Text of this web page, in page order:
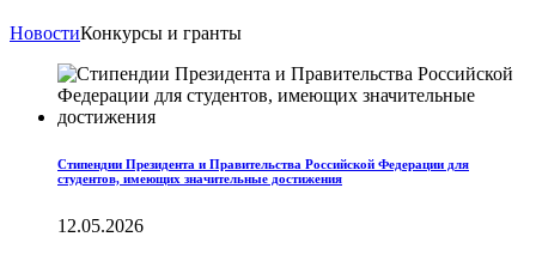
НовостиКонкурсы и гранты
Стипендии Президента и Правительства Российской Федерации для
студентов, имеющих значительные достижения
12.05.2026